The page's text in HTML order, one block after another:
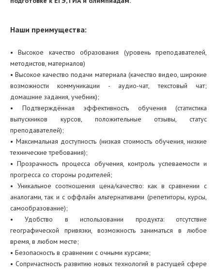
Наши преимущества:
• Высокое качество образования (уровень преподавателей,
методистов, материалов)
• Высокое качество подачи материала (качество видео, широкие
возможности коммуникации - аудио-чат, текстовый чат;
домашние задания, учебник);
• Подтверждённая эффективность обучения (статистика
выпускников курсов, положительные отзывы, статус
преподавателей);
• Максимальная доступность (низкая стоимость обучения, низкие
технические требования);
• Прозрачность процесса обучения, контроль успеваемости и
прогресса со стороны родителей;
• Уникальное соотношения цена/качество: как в сравнении с
аналогами, так и с оффлайн альтернативами (репетиторы, курсы,
самообразование);
• Удобство в использовании продукта: отсутствие
географической привязки, возможность заниматься в любое
время, в любом месте;
• Безопасность в сравнении с очными курсами;
• Сопричастность развитию новых технологий в растущей сфере